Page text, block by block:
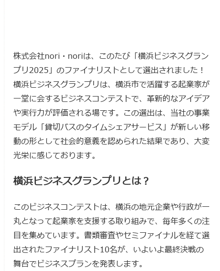
お問い合わせ
お見積はこちら
株式会社nori・noriは、このたび「横浜ビジネスグラン
プリ2025」のファイナリストとして選出されました！
横浜ビジネスグランプリは、横浜市で活躍する起業家が
一堂に会するビジネスコンテストで、革新的なアイデア
や実行力が評価される場です。この選出は、当社の事業
モデル「貸切バスのタイムシェアサービス」が新しい移
動の形として社会的意義を認められた結果であり、大変
光栄に感じております。
横浜ビジネスグランプリとは？
このビジネスコンテストは、横浜の地元企業や行政が一
丸となって起業家を支援する取り組みで、毎年多くの注
目を集めています。書類審査やセミファイナルを経て選
出されたファイナリスト10名が、いよいよ最終決戦の
舞台でビジネスプランを発表します。